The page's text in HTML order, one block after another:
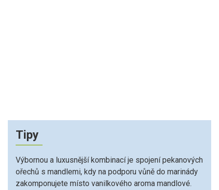
Tipy
Výbornou a luxusnější kombinací je spojení pekanových
ořechů s mandlemi, kdy na podporu vůně do marinády
zakomponujete místo vanilkového aroma mandlové.